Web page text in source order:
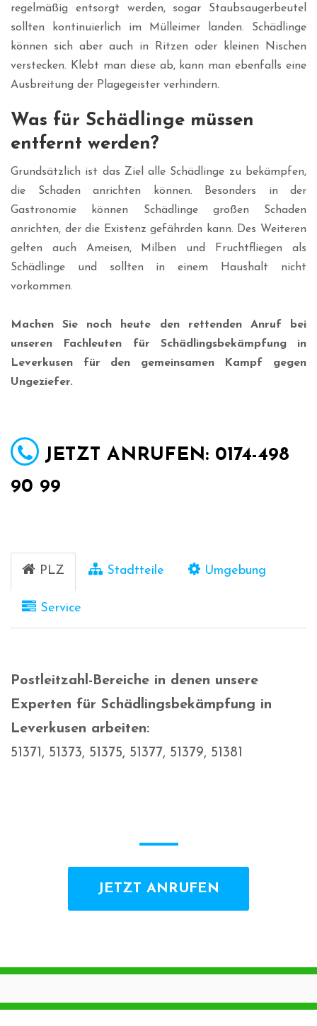
regelmäßig entsorgt werden, sogar Staubsaugerbeutel
sollten kontinuierlich im Mülleimer landen. Schädlinge
können sich aber auch in Ritzen oder kleinen Nischen
verstecken. Klebt man diese ab, kann man ebenfalls eine
Ausbreitung der Plagegeister verhindern.
Was für Schädlinge müssen
entfernt werden?
Grundsätzlich ist das Ziel alle Schädlinge zu bekämpfen,
die Schaden anrichten können. Besonders in der
Gastronomie können Schädlinge großen Schaden
anrichten, der die Existenz gefährden kann. Des Weiteren
gelten auch Ameisen, Milben und Fruchtfliegen als
Schädlinge und sollten in einem Haushalt nicht
vorkommen.
Machen Sie noch heute den rettenden Anruf bei
unseren Fachleuten für Schädlingsbekämpfung in
Leverkusen für den gemeinsamen Kampf gegen
Ungeziefer.
JETZT ANRUFEN: 0174-498
90 99
PLZ Stadtteile Umgebung
Service
Postleitzahl-Bereiche in denen unsere
Experten für Schädlingsbekämpfung in
Leverkusen arbeiten:
51371, 51373, 51375, 51377, 51379, 51381
JETZT ANRUFEN